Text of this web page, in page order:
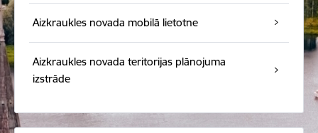
Aizkraukles novada mobilā lietotne
Aizkraukles novada teritorijas plānojuma
izstrāde